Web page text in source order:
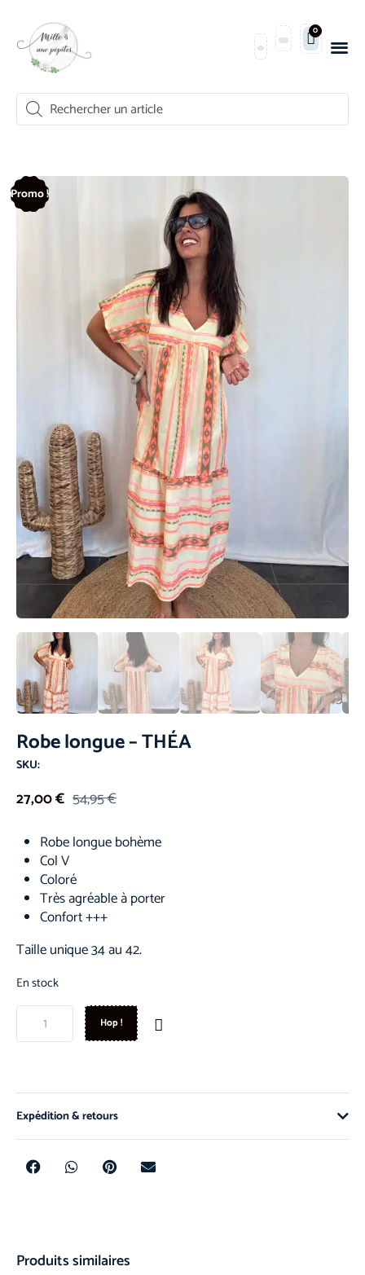
0
Promo !
Robe longue – THÉA
SKU:
54,95€
27,00€
Robe longue bohème
Col V
Coloré
Très agréable à porter
Confort +++
Taille unique 34 au 42.
En stock
Hop !
Expédition & retours
Produits similaires